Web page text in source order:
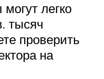
легко
тысяч
проверить
на